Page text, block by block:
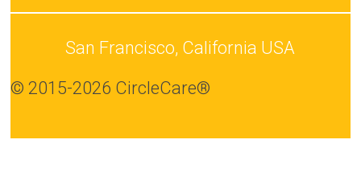
San Francisco, California USA
© 2015-2026 CircleCare®